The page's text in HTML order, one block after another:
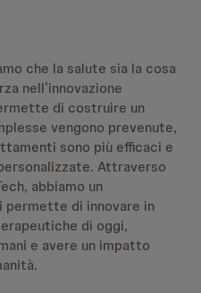
che la salute sia la cosa
nell’innovazione
di costruire un
vengono prevenute,
sono più efficaci e
Attraverso
abbiamo un
permette di innovare in
di oggi,
e avere un impatto